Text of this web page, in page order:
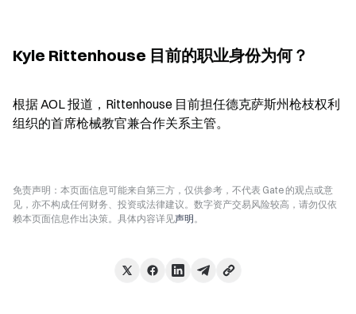
Kyle Rittenhouse 目前的职业身份为何？
根据 AOL 报道，Rittenhouse 目前担任德克萨斯州枪枝权利
组织的首席枪械教官兼合作关系主管。
免责声明：本页面信息可能来自第三方，仅供参考，不代表 Gate 的观点或意
见，亦不构成任何财务、投资或法律建议。数字资产交易风险较高，请勿仅依
赖本页面信息作出决策。具体内容详见声明。